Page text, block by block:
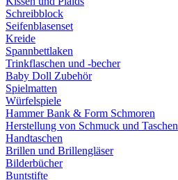
Schreibblock
Seifenblasenset
Kreide
Spannbettlaken
Trinkflaschen und -becher
Baby Doll Zubehör
Spielmatten
Würfelspiele
Hammer Bank & Form Schmoren
Herstellung von Schmuck und Taschen
Handtaschen
Brillen und Brillengläser
Bilderbücher
Buntstifte